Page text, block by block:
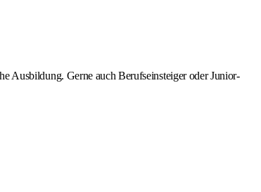
Ausbildung. Gerne auch Berufseinsteiger oder Junior-